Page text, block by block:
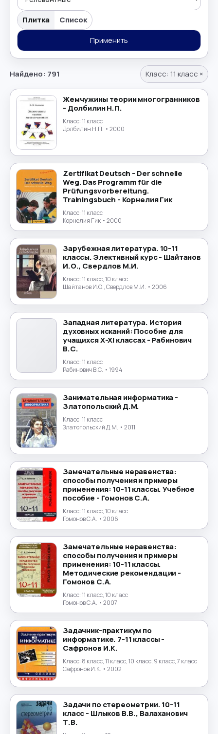
Иностранные языки
→
Испанский язык →
История
История России
Итальянский язык →
Китайский язык
Культурология
Латинский язык
Литература
Литературное чтение
Маркетинг
Математика
Менеджмент →
Налогообложение
Немецкий язык
ОБЖ
Обществознание →
Окружающий мир
Польский язык
Португальский язык →
Природоведение
Психология
Религиоведение
Русский язык
Технология
Труд
Турецкий язык →
Украинский язык →
Поиск учебников
Плитка
Список
Применить
Найдено: 791 Класс: 11 класс ×
Жемчужины теории многогранников
- Долбилин Н.П.
Класс:11 класс
Долбилин Н.П. • 2000
Zertifikat Deutsch - Der schnelle
Weg. Das Programm für die
Prüfungsvorbereitung.
Trainingsbuch - Корнелия Гик
Класс:11 класс
Корнелия Гик • 2000
Зарубежная литература. 10-11
классы. Элективный курс - Шайтанов
И.О., Свердлов М.И.
Класс:11 класс, 10 класс
Шайтанов И.О., Свердлов М.И. • 2006
Западная литература. История
духовных исканий: Пособие для
учащихся X-XI классах - Рабинович
В.С.
Класс:11 класс
Рабинович В.С. • 1994
Занимательная информатика -
Златопольский Д.М.
Класс:11 класс
Златопольский Д.М. • 2011
Замечательные неравенства:
способы получения и примеры
применения: 10-11 классы. Учебное
пособие - Гомонов С.А.
Класс:11 класс, 10 класс
Гомонов С.А. • 2006
Замечательные неравенства:
способы получения и примеры
применения: 10-11 классы.
Методические рекомендации -
Гомонов С.А.
Класс:11 класс, 10 класс
Гомонов С.А. • 2007
Задачник-практикум по
информатике. 7-11 классы -
Сафронов И.К.
Класс: 8 класс, 11 класс, 10 класс, 9 класс, 7 класс
Сафронов И.К. • 2002
Задачи по стереометрии. 10-11
класс - Шлыков В.В., Валаханович
Т.В.